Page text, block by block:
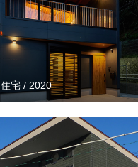
住宅 / 2020